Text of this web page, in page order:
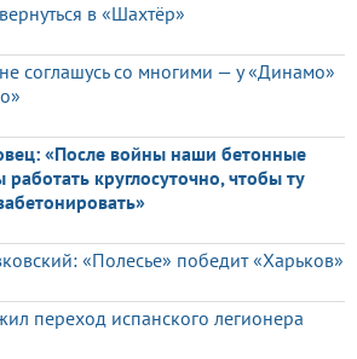
в «Шахтёр»
соглашусь со многими — у «Динамо»
«После войны наши бетонные
круглосуточно, чтобы ту
«Полесье» победит «Харьков»
переход испанского легионера